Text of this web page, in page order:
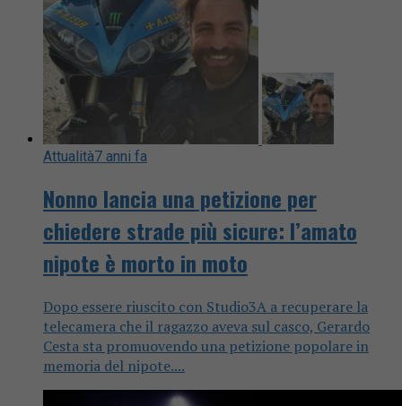
Attualità7 anni fa
Nonno lancia una petizione per
chiedere strade più sicure: l’amato
nipote è morto in moto
Dopo essere riuscito con Studio3A a recuperare la
telecamera che il ragazzo aveva sul casco, Gerardo
Cesta sta promuovendo una petizione popolare in
memoria del nipote....